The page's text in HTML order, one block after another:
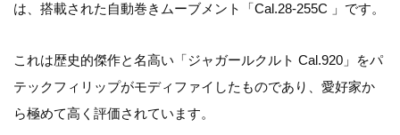
は、搭載された自動巻きムーブメント「Cal.28-255C 」です。
これは歴史的傑作と名高い「ジャガールクルト Cal.920」をパ
テックフィリップがモディファイしたものであり、愛好家か
ら極めて高く評価されています。